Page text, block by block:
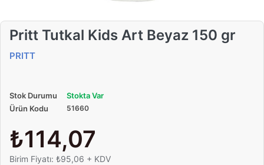
Pritt Tutkal Kids Art Beyaz 150 gr
PRITT
Stok Durumu
Stokta Var
Ürün Kodu
51660
₺114,07
Birim Fiyatı: ₺95,06 + KDV